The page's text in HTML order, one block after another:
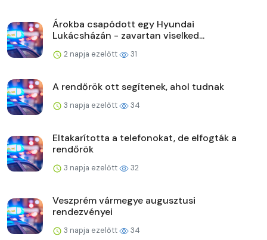
Árokba csapódott egy Hyundai
Lukácsházán - zavartan viselked...
2 napja ezelőtt 31
A rendőrök ott segítenek, ahol tudnak
3 napja ezelőtt 34
Eltakarította a telefonokat, de elfogták a
rendőrök
3 napja ezelőtt 32
Veszprém vármegye augusztusi
rendezvényei
3 napja ezelőtt 34